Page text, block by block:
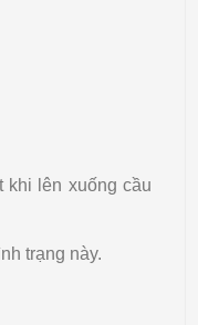
lên xuống cầu
trạng này.